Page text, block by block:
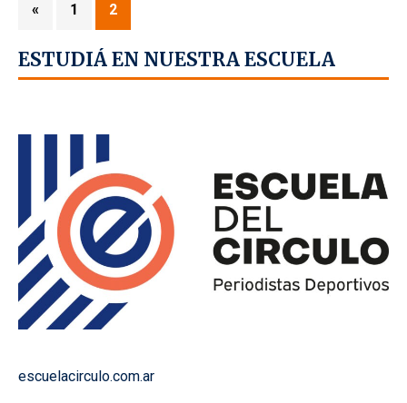
« 1 2
ESTUDIÁ EN NUESTRA ESCUELA
escuelacirculo.com.ar